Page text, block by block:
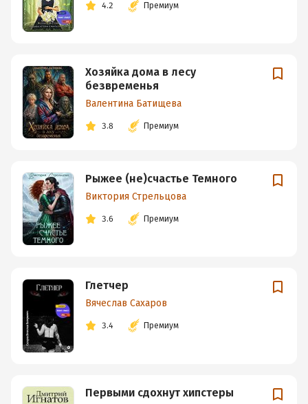
4.2 Премиум
Хозяйка дома в лесу
безвременья
Валентина Батищева
3.8 Премиум
Рыжее (не)счастье Темного
Виктория Стрельцова
3.6 Премиум
Глетчер
Вячеслав Сахаров
3.4 Премиум
Первыми сдохнут хипстеры